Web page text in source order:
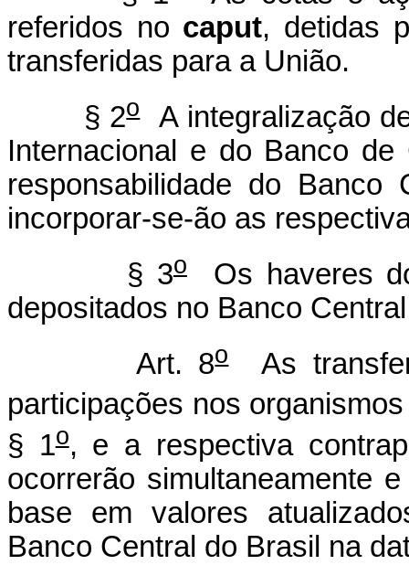
referidos no caput, detidas
transferidas para a União.
§ 2oA integralização
Internacional e do Banco
responsabilidade do
incorporar-se-ão as
§ 3oOs haveres
depositados no Banco
Art. 8oAs
participações nos
§ 1o, e a respectiva
ocorrerão simultaneamente
base em valores
Banco Central do Brasil na